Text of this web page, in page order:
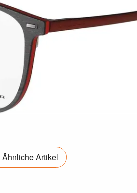
Ähnliche Artikel